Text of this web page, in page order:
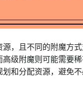
，且不同的附魔方
级附魔则可能需要
和分配资源，避免